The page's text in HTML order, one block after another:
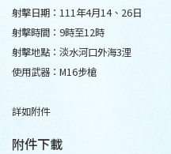
射擊日期：111年4月14、26日
射擊時間：9時至12時
射擊地點：淡水河口外海3浬
使用武器：M16步槍
詳如附件
附件下載